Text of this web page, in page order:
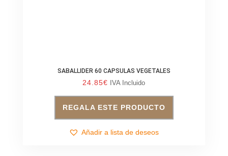
SABALLIDER 60 CAPSULAS VEGETALES
24.85€ IVA Incluido
REGALA ESTE PRODUCTO
Añadir a lista de deseos